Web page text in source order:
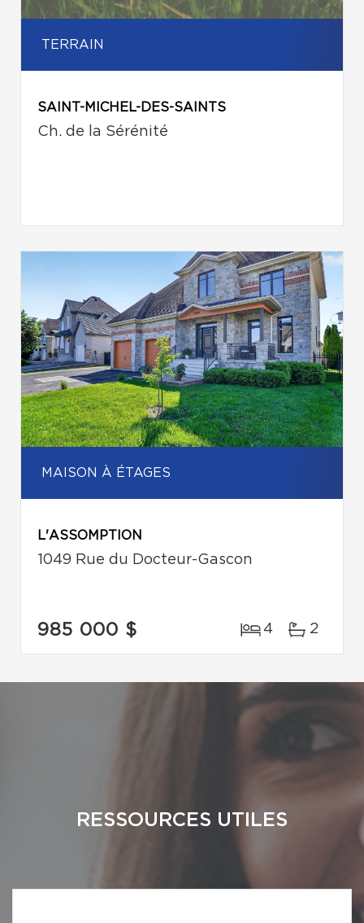
TERRAIN
SAINT-MICHEL-DES-SAINTS
Ch. de la Sérénité
MAISON À ÉTAGES
L'ASSOMPTION
1049 Rue du Docteur-Gascon
985 000 $ 4 2
RESSOURCES UTILES